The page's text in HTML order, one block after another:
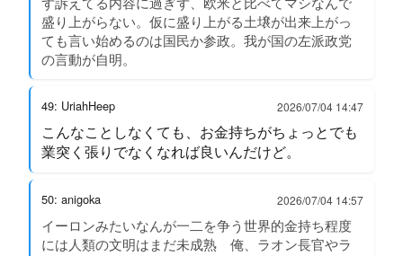
盛り上がらない。仮に盛り上がる土壌が出来上がっ
ても言い始めるのは国民か参政。我が国の左派政党
の言動が自明。
49: UriahHeep 2026/07/04 14:47
こんなことしなくても、お金持ちがちょっとでも
業突く張りでなくなれば良いんだけど。
50: anigoka 2026/07/04 14:57
イーロンみたいなんが一二を争う世界的金持ち程度
には人類の文明はまだ未成熟 俺、ラオン長官やラ